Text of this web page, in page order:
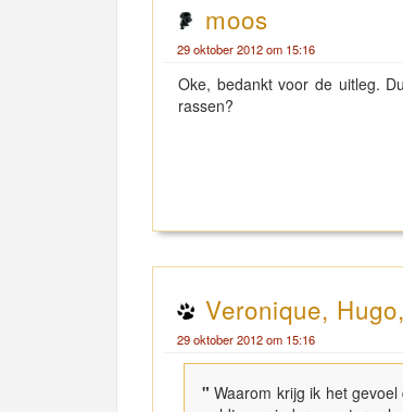
moos
29 oktober 2012 om 15:16
Oke, bedankt voor de uitleg.
rassen?
Veronique,
29 oktober 2012 om 15:16
" Waarom krijg ik het